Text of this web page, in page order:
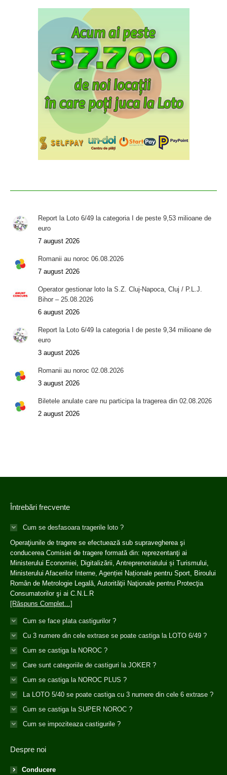
Report la Loto 6/49 la categoria I de peste 9,53 milioane de
euro
7 august 2026
Romanii au noroc 06.08.2026
7 august 2026
Operator gestionar loto la S.Z. Cluj-Napoca, Cluj / P.L.J.
Bihor – 25.08.2026
6 august 2026
Report la Loto 6/49 la categoria I de peste 9,34 milioane de
euro
3 august 2026
Romanii au noroc 02.08.2026
3 august 2026
Biletele anulate care nu participa la tragerea din 02.08.2026
2 august 2026
Întrebări frecvente
Cum se desfasoara tragerile loto ?
Operaţiunile de tragere se efectuează sub supravegherea şi
conducerea Comisiei de tragere formată din: reprezentanţi ai
Ministerului Economiei, Digitalizării, Antreprenoriatului și Turismului,
Ministerului Afacerilor Interne, Agenției Naționale pentru Sport, Biroului
Român de Metrologie Legală, Autorităţii Naţionale pentru Protecţia
Consumatorilor şi ai C.N.L.R
[Răspuns Complet...]
Cum se face plata castigurilor ?
Cu 3 numere din cele extrase se poate castiga la LOTO 6/49 ?
Cum se castiga la NOROC ?
Care sunt categoriile de castiguri la JOKER ?
Cum se castiga la NOROC PLUS ?
La LOTO 5/40 se poate castiga cu 3 numere din cele 6 extrase ?
Cum se castiga la SUPER NOROC ?
Cum se impoziteaza castigurile ?
Despre noi
Conducere